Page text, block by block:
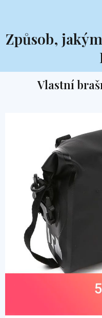
Způsob,
Vlastní